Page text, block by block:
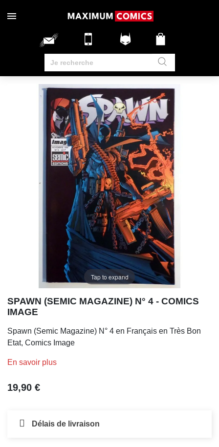
Tap to expand
SPAWN (SEMIC MAGAZINE) N° 4 - COMICS
IMAGE
Spawn (Semic Magazine) N° 4 en Français en Très Bon
Etat, Comics Image
En savoir plus
19,90 €
Délais de livraison